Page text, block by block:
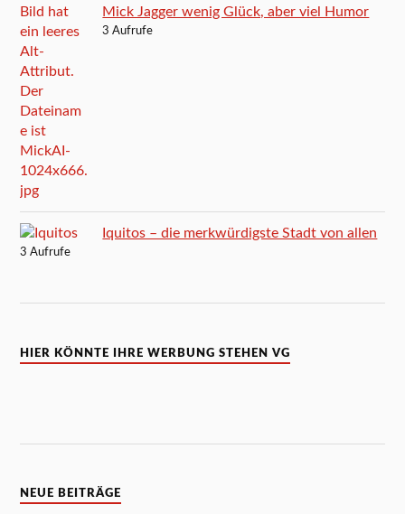
Mick Jagger wenig Glück, aber viel Humor
3 Aufrufe
Iquitos – die merkwürdigste Stadt von allen
3 Aufrufe
HIER KÖNNTE IHRE WERBUNG STEHEN VG
NEUE BEITRÄGE